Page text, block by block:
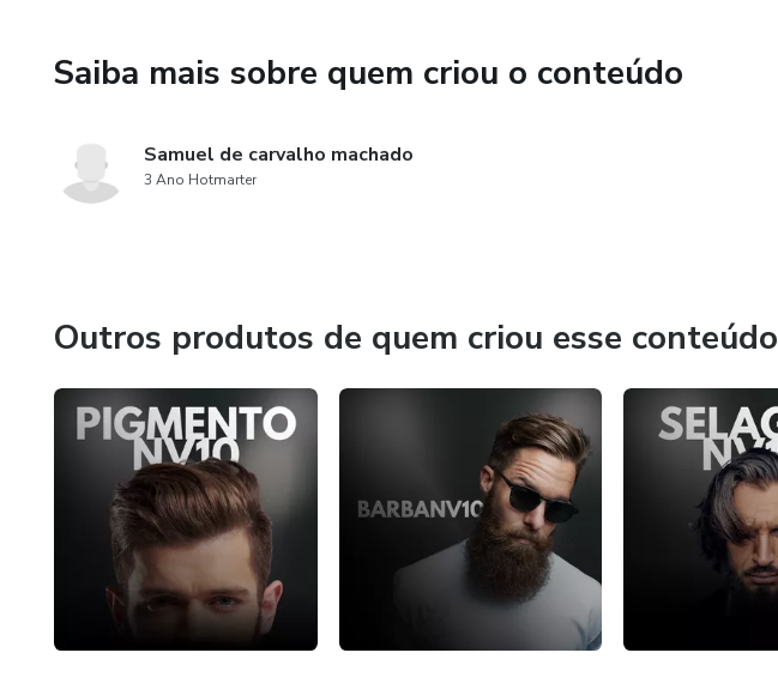
Saiba mais sobre quem criou o conteúdo
Samuel de carvalho machado
3 Ano Hotmarter
Outros produtos de quem criou esse conteúdo